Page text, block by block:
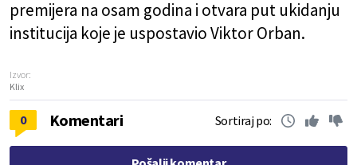
premijera na osam godina i otvara put ukidanju
institucija koje je uspostavio Viktor Orban.
Izvor:
Klix
0 Komentari Sortiraj po: